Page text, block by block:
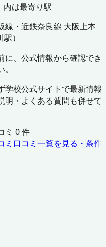
内は最寄り駅
線・近鉄奈良線 大阪上本
駅）
に、公式情報から確認でき
学校公式サイトで最新情報
明・よくある質問も併せて
ミ 0件
ミ 口コミ一覧を見る・条件